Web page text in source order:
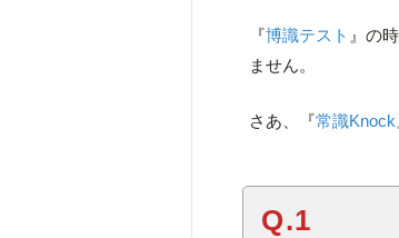
『博識テスト 』の
ません。
さあ、『常識Knock
Q.1